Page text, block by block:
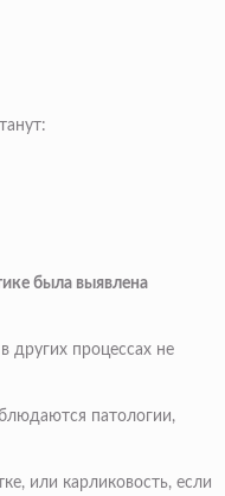
была выявлена
других процессах не
патологии,
или карликовость, если